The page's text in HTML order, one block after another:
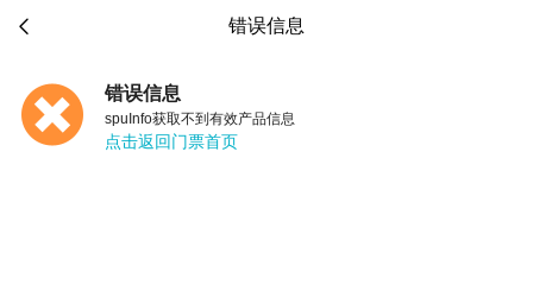
 错误信息
错误信息
spuInfo获取不到有效产品信息
点击返回门票首页